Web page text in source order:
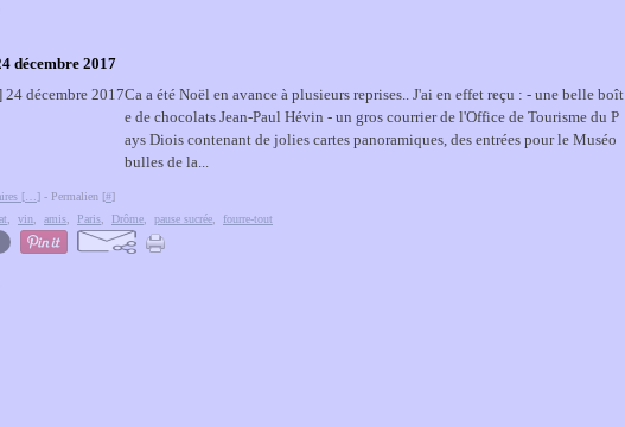
décembre 2017
Ca a été Noël en avance à plusieurs reprises.. J'ai en effet reçu : - une belle boît
e de chocolats Jean-Paul Hévin - un gros courrier de l'Office de Tourisme du P
ays Diois contenant de jolies cartes panoramiques, des entrées pour le Muséo
bulles de la...
[ ] - Permalien [#]
vin amis Paris Drôme pause sucrée fourre-tout